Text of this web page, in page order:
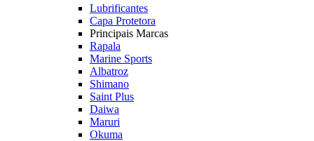
Lubrificantes
Capa Protetora
Principais Marcas
Rapala
Marine Sports
Albatroz
Shimano
Saint Plus
Daiwa
Maruri
Okuma